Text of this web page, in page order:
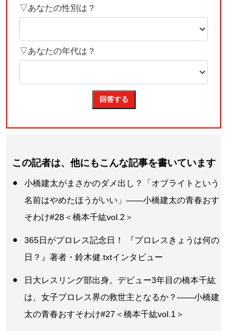
この記者は、他にもこんな記事を書いています
小橋建太がまさかのダメ出し？「オブライトという
名前はやめたほうがいい」――小橋建太の青春おす
そわけ#28＜橋本千紘vol.2＞
365日がプロレス記念日！ 『プロレスきょうは何の
日？』著者・鈴木健.txtインタビュー
日大レスリング部出身。デビュー3年目の橋本千紘
は、女子プロレス界の救世主となるか？――小橋建
太の青春おすそわけ#27＜橋本千紘vol.1＞